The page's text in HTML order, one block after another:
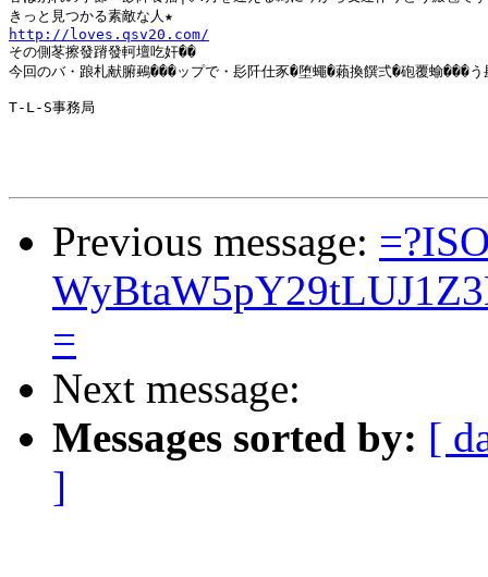
http://loves.qsv20.com/
その側苳擦發蹐發軻壇吃奸��
今回のバ・踉札献腑鵐���ップで・髟阡仕豕�堕蠅�藾換饌弍�砲覆蝓���
T-L-S事務局
Previous message:
=
Next message:
Messages sorted by: [
]